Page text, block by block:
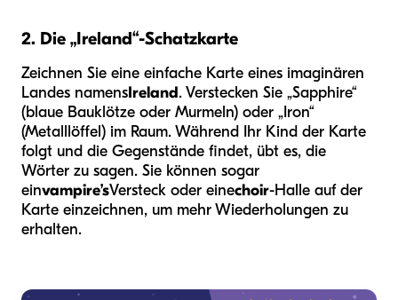
2. Die „Ireland“-Schatzkarte
Zeichnen Sie eine einfache Karte eines imaginären
Landes namensIreland. Verstecken Sie „Sapphire“
(blaue Bauklötze oder Murmeln) oder „Iron“
(Metalllöffel) im Raum. Während Ihr Kind der Karte
folgt und die Gegenstände findet, übt es, die
Wörter zu sagen. Sie können sogar
einvampire’sVersteck oder einechoir-Halle auf der
Karte einzeichnen, um mehr Wiederholungen zu
erhalten.